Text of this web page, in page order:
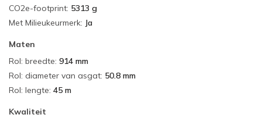
CO2e-footprint: 5313 g
Met Milieukeurmerk: Ja
Maten
Rol: breedte: 914 mm
Rol: diameter van asgat: 50.8 mm
Rol: lengte: 45 m
Kwaliteit